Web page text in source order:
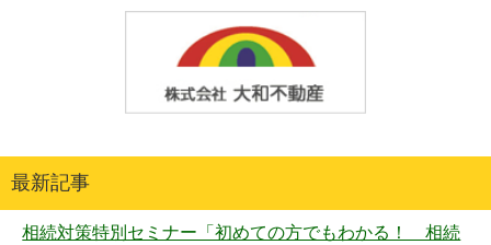
最新記事
相続対策特別セミナー「初めての方でもわかる！ 相続